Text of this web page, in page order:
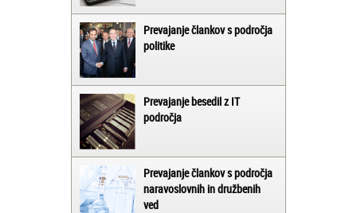
Prevajanje člankov s področja
politike
Prevajanje besedil z IT
področja
Prevajanje člankov s področja
naravoslovnih in družbenih
ved